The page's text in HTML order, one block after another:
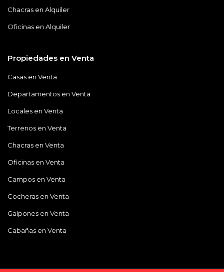
Chacras en Alquiler
Oficinas en Alquiler
Propiedades en Venta
Casas en Venta
Departamentos en Venta
Locales en Venta
Terrenos en Venta
Chacras en Venta
Oficinas en Venta
Campos en Venta
Cocheras en Venta
Galpones en Venta
Cabañas en Venta